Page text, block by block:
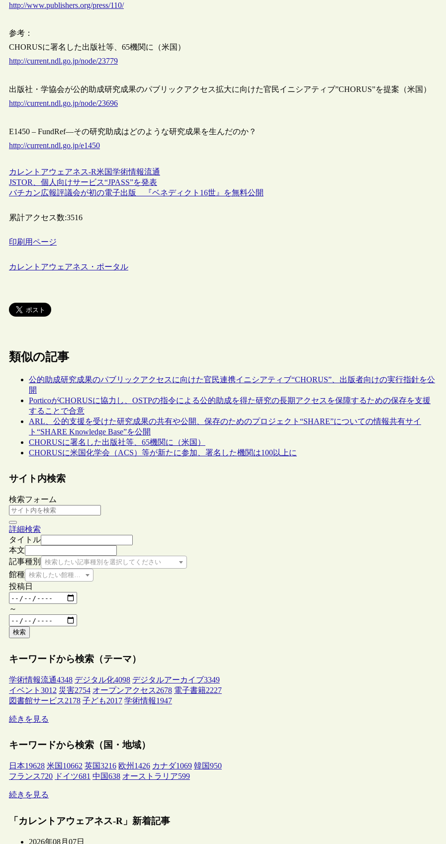
http://www.publishers.org/press/110/
参考：
CHORUSに署名した出版社等、65機関に（米国）
http://current.ndl.go.jp/node/23779
出版社・学協会が公的助成研究成果のパブリックアクセス拡大に向けた官民イニシアティブ”CHORUS”を提案（米国）
http://current.ndl.go.jp/node/23696
E1450 – FundRef―その研究助成はどのような研究成果を生んだのか？
http://current.ndl.go.jp/e1450
カレントアウェアネス-R米国学術情報流通
JSTOR、個人向けサービス“JPASS”を発表
バチカン広報評議会が初の電子出版 『ベネディクト16世』を無料公開
累計アクセス数:3516
印刷用ページ
カレントアウェアネス・ポータル
類似の記事
公的助成研究成果のパブリックアクセスに向けた官民連携イニシアティブ“CHORUS”、出版者向けの実行指針を公
開
PorticoがCHORUSに協力し、OSTPの指令による公的助成を得た研究の長期アクセスを保障するための保存を支援
することで合意
ARL、公的支援を受けた研究成果の共有や公開、保存のためのプロジェクト“SHARE”についての情報共有サイ
ト“SHARE Knowledge Base”を公開
CHORUSに署名した出版社等、65機関に（米国）
CHORUSに米国化学会（ACS）等が新たに参加、署名した機関は100以上に
サイト内検索
検索フォーム
詳細検索
タイトル
本文
記事種別
検索したい記事種別を選択してください
館種 検索したい館種を選択してください
投稿日
～
検索
キーワードから検索（テーマ）
学術情報流通4348 デジタル化4098 デジタルアーカイブ3349
イベント 3012 災害2754 オープンアクセス2678 電子書籍2227
図書館サービス2178 子ども2017 学術情報1947
続きを見る
キーワードから検索（国・地域）
日本19628 米国 10662 英国3216 欧州 1426 カナダ1069 韓国950
フランス720 ドイツ681 中国638 オーストラリア599
続きを見る
「カレントアウェアネス-R」新着記事
2026年08月07日